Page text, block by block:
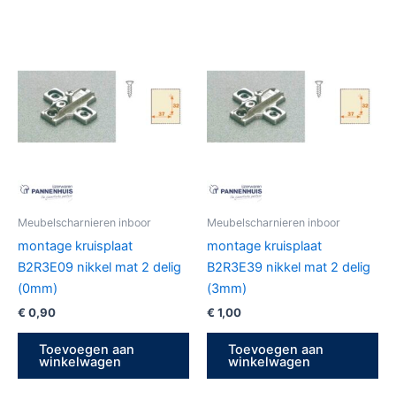
Meubelscharnieren inboor
montage kruisplaat
B2R3E09 nikkel mat 2 delig
(0mm)
€ 0,90
Toevoegen aan
winkelwagen
Meubelscharnieren inboor
montage kruisplaat
B2R3E39 nikkel mat 2 delig
(3mm)
€ 1,00
Toevoegen aan
winkelwagen